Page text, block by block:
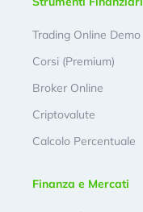
Trading Online Demo
Corsi (Premium)
Broker Online
Criptovalute
Calcolo Percentuale
Finanza e Mercati